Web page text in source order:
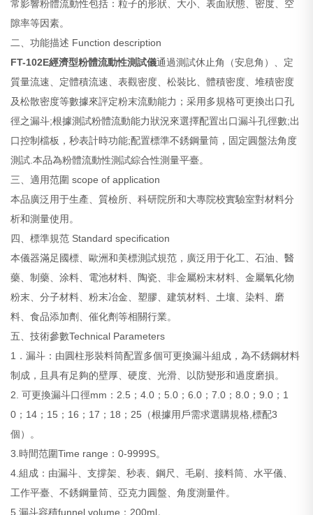
常影響粉體流動性包括：粒子的形狀、大小、表面狀態、密度、空
隙率等因素。
二、功能描述 Function description
FT-102E經濟型粉體流動性測試儀通過測試休止角（安息角）、定
質量流速、定體積流速、表觀密度、松裝比、體積密度、堆積密度
及松散密度等數據來評定粉末流動能力；采用多規格可更換出口孔
徑之漏斗;根據測試粉體流動能力狀況來選擇配置出口漏斗孔徑數;出
口控制檔板，秒表計時功能;配置標準不銹鋼量筒，固定圓盤法角度
測試.本品為粉體流動性測試綜合性測量平臺。
三、適用范圍 scope of application
本品廣泛用于生產、質檢所、科研院所和大專院校實驗室對材料分
析和測量使用。
四、標準規范 Standard specification
本儀器滿足國標、歐洲和美標測試規范，廣泛用于化工、石油、醫
藥、制藥、涂料、電池材料、陶瓷、非金屬粉末材料、金屬氧化物
粉末、分子材料、粉末冶金、塑膠、建筑材料、土壤、染料、磨
料、食品添加劑、催化劑等相關行業。
五、技術參數Technical Parameters
1．漏斗：由圓柱形裝料筒配置多個可更換漏斗組成，為不銹鋼材料
制成，且具有足夠的壁厚、硬度、光滑、以防變形和過度磨損。
2. 可更換漏斗口徑mm：2.5；4.0；5.0；6.0；7.0；8.0；9.0；1
0；14；15；16；17；18；25（根據用戶需求選購規格,標配3
個）。
3.時間范圍Time range：0-9999S。
4.組成：由漏斗、支撐架、秒表、鋼尺、毛刷、接料筒、水平儀、
工作平臺、不銹鋼量筒、亞克力圓盤、角度測量件。
5.漏斗容積funnel volume：200ml。